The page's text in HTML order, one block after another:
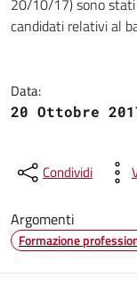
20/10/17) sono stati
candidati relativi al
Data:
20 Ottobre
Condividi
Argomenti
Formazione